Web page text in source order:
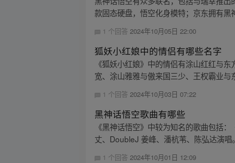
款固态硬盘，悟空化身模特；京东拥有
1 个回答2024年10月05日 22:00
狐妖小红娘中的情侣有哪些名字
《狐妖小红娘》中的情侣有涂山红红与
宽、涂山雅雅与傲来国三少、王权霸业
1 个回答2024年10月03日 07:22
黑神话悟空歌曲有哪些
《黑神话悟空》中较为知名的歌曲包括
丈、DoubleJ 姜峰、潘杭苇、陈弘达演唱。
1 个回答2024年10月01日 12:09